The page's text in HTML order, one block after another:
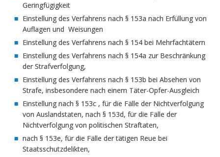
Geringfügigkeit
Einstellung des Verfahrens nach § 153a nach Erfüllung von
Auflagen und Weisungen
Einstellung des Verfahrens nach § 154 bei Mehrfachtätern
Einstellung des Verfahrens nach § 154a zur Beschränkung
der Strafverfolgung,
Einstellung des Verfahrens nach § 153b bei Absehen von
Strafe, insbesondere nach einem Täter-Opfer-Ausgleich
Einstellung nach § 153c , für die Fälle der Nichtverfolgung
von Auslandstaten, nach § 153d, für die Fälle der
Nichtverfolgung von politischen Straftaten,
nach § 153e, für die Fälle der tätigen Reue bei
Staatsschutzdelikten,